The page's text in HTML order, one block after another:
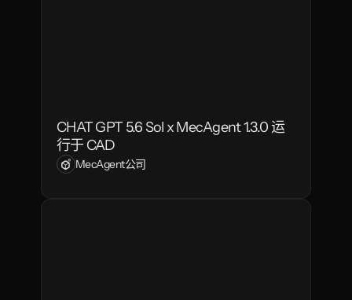
CHAT GPT 5.6 Sol x MecAgent 1.3.0 运
行于 CAD
MecAgent公司